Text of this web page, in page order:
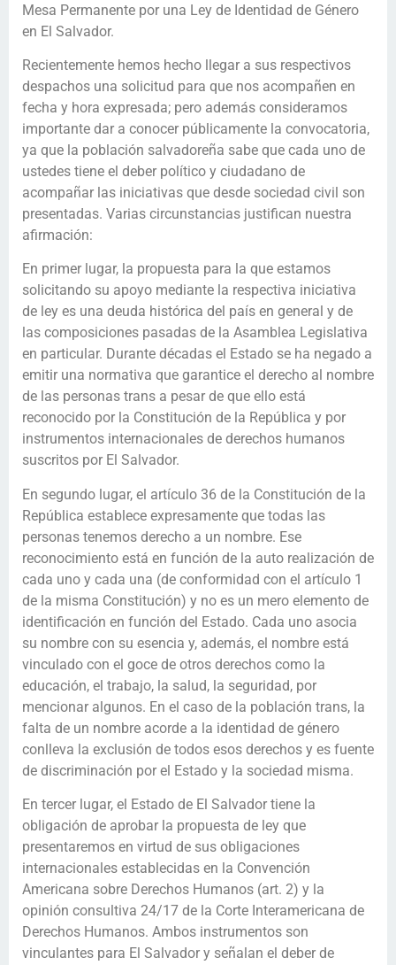
Mesa Permanente por una Ley de Identidad de Género
en El Salvador.
Recientemente hemos hecho llegar a sus respectivos
despachos una solicitud para que nos acompañen en
fecha y hora expresada; pero además consideramos
importante dar a conocer públicamente la convocatoria,
ya que la población salvadoreña sabe que cada uno de
ustedes tiene el deber político y ciudadano de
acompañar las iniciativas que desde sociedad civil son
presentadas. Varias circunstancias justifican nuestra
afirmación:
En primer lugar, la propuesta para la que estamos
solicitando su apoyo mediante la respectiva iniciativa
de ley es una deuda histórica del país en general y de
las composiciones pasadas de la Asamblea Legislativa
en particular. Durante décadas el Estado se ha negado a
emitir una normativa que garantice el derecho al nombre
de las personas trans a pesar de que ello está
reconocido por la Constitución de la República y por
instrumentos internacionales de derechos humanos
suscritos por El Salvador.
En segundo lugar, el artículo 36 de la Constitución de la
República establece expresamente que todas las
personas tenemos derecho a un nombre. Ese
reconocimiento está en función de la auto realización de
cada uno y cada una (de conformidad con el artículo 1
de la misma Constitución) y no es un mero elemento de
identificación en función del Estado. Cada uno asocia
su nombre con su esencia y, además, el nombre está
vinculado con el goce de otros derechos como la
educación, el trabajo, la salud, la seguridad, por
mencionar algunos. En el caso de la población trans, la
falta de un nombre acorde a la identidad de género
conlleva la exclusión de todos esos derechos y es fuente
de discriminación por el Estado y la sociedad misma.
En tercer lugar, el Estado de El Salvador tiene la
obligación de aprobar la propuesta de ley que
presentaremos en virtud de sus obligaciones
internacionales establecidas en la Convención
Americana sobre Derechos Humanos (art. 2) y la
opinión consultiva 24/17 de la Corte Interamericana de
Derechos Humanos. Ambos instrumentos son
vinculantes para El Salvador y señalan el deber de